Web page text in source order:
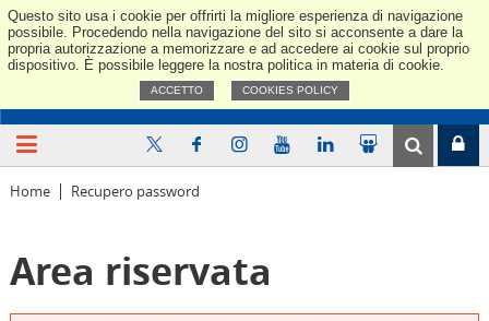
Questo sito usa i cookie per offrirti la migliore esperienza di navigazione
possibile. Procedendo nella navigazione del sito si acconsente a dare la
propria autorizzazione a memorizzare e ad accedere ai cookie sul proprio
dispositivo. È possibile leggere la nostra politica in materia di cookie.
ACCETTO COOKIES POLICY
Home Recupero password
Area riservata